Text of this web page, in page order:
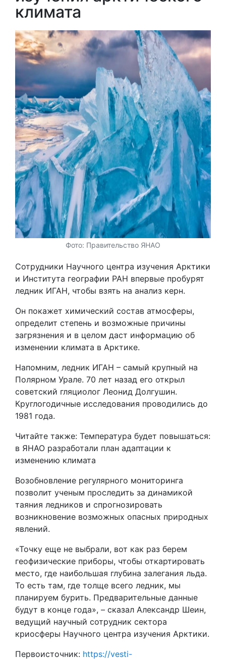
климата
Фото: Правительство ЯНАО
Сотрудники Научного центра изучения Арктики
и Института географии РАН впервые пробурят
ледник ИГАН, чтобы взять на анализ керн.
Он покажет химический состав атмосферы,
определит степень и возможные причины
загрязнения и в целом даст информацию об
изменении климата в Арктике.
Напомним, ледник ИГАН – самый крупный на
Полярном Урале. 70 лет назад его открыл
советский гляциолог Леонид Долгушин.
Круглогодичные исследования проводились до
1981 года.
Читайте также: Температура будет повышаться:
в ЯНАО разработали план адаптации к
изменению климата
Возобновление регулярного мониторинга
позволит ученым проследить за динамикой
таяния ледников и спрогнозировать
возникновение возможных опасных природных
явлений.
«Точку еще не выбрали, вот как раз берем
геофизические приборы, чтобы откартировать
место, где наибольшая глубина залегания льда.
То есть там, где толще всего ледник, мы
планируем бурить. Предварительные данные
будут в конце года», – сказал Александр Шеин,
ведущий научный сотрудник сектора
криосферы Научного центра изучения Арктики.
Первоисточник: https://vesti-